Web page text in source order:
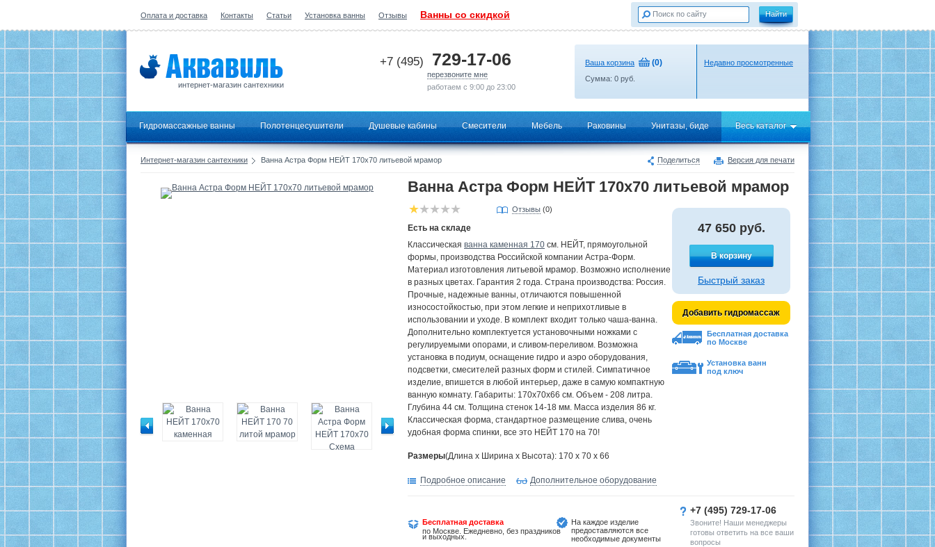
Оплата и доставка Контакты Статьи Установка ванны Отзывы Ванны со скидкой
интернет-магазин сантехники
+7 (495) 729-17-06
перезвоните мне
работаем с 9:00 до 23:00
Ваша корзина (0)
Сумма: 0 руб.
Недавно просмотренные
Гидромассажные ванны Полотенцесушители Душевые кабины Смесители Мебель Раковины Унитазы, биде Весь каталог
Поделиться Версия для печати
Интернет-магазин сантехники Ванна Астра Форм НЕЙТ 170х70 литьевой мрамор
Ванна Астра Форм НЕЙТ 170х70 литьевой мрамор
Отзывы (0)
Есть на складе
Классическая ванна каменная 170 см. НЕЙТ, прямоугольной
формы, производства Российской компании Астра-Форм.
Материал изготовления литьевой мрамор. Возможно исполнение
в разных цветах. Гарантия 2 года. Страна производства: Россия.
Прочные, надежные ванны, отличаются повышенной
износостойкостью, при этом легкие и неприхотливые в
использовании и уходе. В комплект входит только чаша-ванна.
Дополнительно комплектуется установочными ножками с
регулируемыми опорами, и сливом-переливом. Возможна
установка в подиум, оснащение гидро и аэро оборудования,
подсветки, смесителей разных форм и стилей. Симпатичное
изделие, впишется в любой интерьер, даже в самую компактную
ванную комнату. Габариты: 170х70х66 см. Объем - 208 литра.
Глубина 44 см. Толщина стенок 14-18 мм. Масса изделия 86 кг.
Классическая форма, стандартное размещение слива, очень
удобная форма спинки, все это НЕЙТ 170 на 70!
Размеры(Длина х Ширина х Высота): 170 x 70 x 66
47 650 руб.
В корзину
Быстрый заказ
Добавить гидромассаж
Бесплатная доставка
по Москве
Установка ванн
под ключ
Подробное описание Дополнительное оборудование
Бесплатная доставка
по Москве. Ежедневно, без праздников
и выходных.
На каждое изделие
предоставляются все
необходимые документы
+7 (495) 729-17-06
Звоните! Наши менеджеры
готовы ответить на все ваши
вопросы